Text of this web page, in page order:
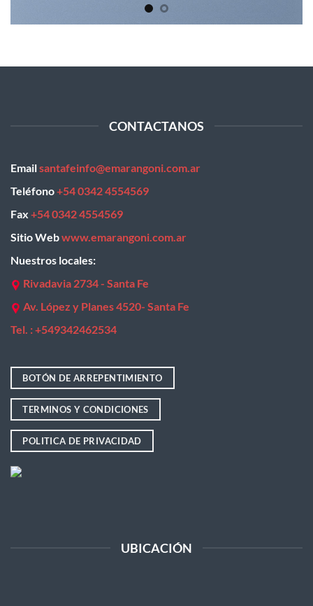
CONTACTANOS
Emailsantafeinfo@emarangoni.com.ar
Teléfono+54 0342 4554569
Fax +54 0342 4554569
Sitio Webwww.emarangoni.com.ar
Nuestros locales:
Rivadavia 2734 - Santa Fe
Av. López y Planes 4520- Santa Fe
Tel. : +549342462534
BOTÓN DE ARREPENTIMIENTO
TERMINOS Y CONDICIONES
POLITICA DE PRIVACIDAD
UBICACIÓN